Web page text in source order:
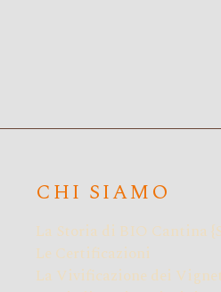
CHI SIAMO
La Storia di BIO Cantina
Le Certificazioni
La Vivificazione dei